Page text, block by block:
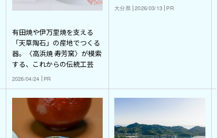
有田焼や伊万里焼を支える
「天草陶石」の産地でつくる
器。〈高浜焼 寿芳窯〉が模索
する、これからの伝統工芸
2026/04/24 PR
大分県 2026/03/13 PR